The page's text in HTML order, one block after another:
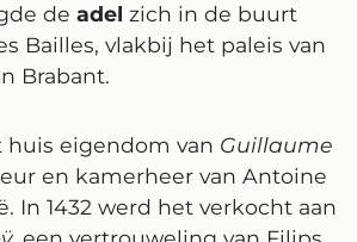
de adel zich in de buurt
Bailles, vlakbij het paleis van
Brabant.
huis eigendom van Guillaume
en kamerheer van Antoine
In 1432 werd het verkocht aan